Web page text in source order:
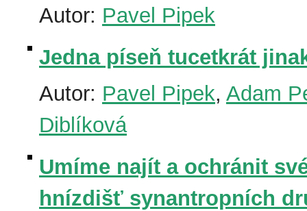
Autor: Pavel Pipek
Jedna píseň tucetkrát
Autor: Pavel Pipek, Adam
Diblíková
Umíme najít a ochránit
hnízdišť synantropních